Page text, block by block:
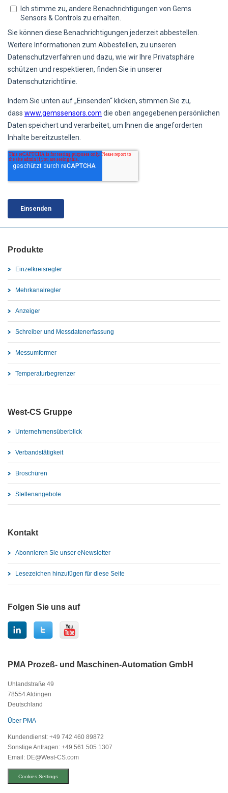
Produkte
Einzelkreisregler
Mehrkanalregler
Anzeiger
Schreiber und Messdatenerfassung
Messumformer
Temperaturbegrenzer
West-CS Gruppe
Unternehmensüberblick
Verbandstätigkeit
Broschüren
Stellenangebote
Kontakt
Abonnieren Sie unser eNewsletter
Lesezeichen hinzufügen für diese Seite
Folgen Sie uns auf
PMA Prozeß- und Maschinen-Automation GmbH
Uhlandstraße 49
78554 Aldingen
Deutschland
Über PMA
Kundendienst: +49 742 460 89872
Sonstige Anfragen: +49 561 505 1307
Email: DE@West-CS.com
Cookies Settings